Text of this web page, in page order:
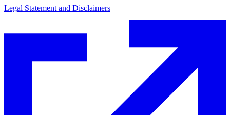
Legal Statement and Disclaimers